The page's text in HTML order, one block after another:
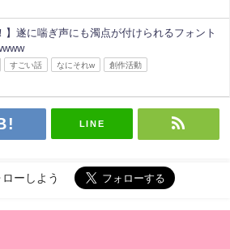
】遂に喘ぎ声にも濁点が付けられるフォント
すごい話 なにそれw 創作活動
LINE
ーしよう